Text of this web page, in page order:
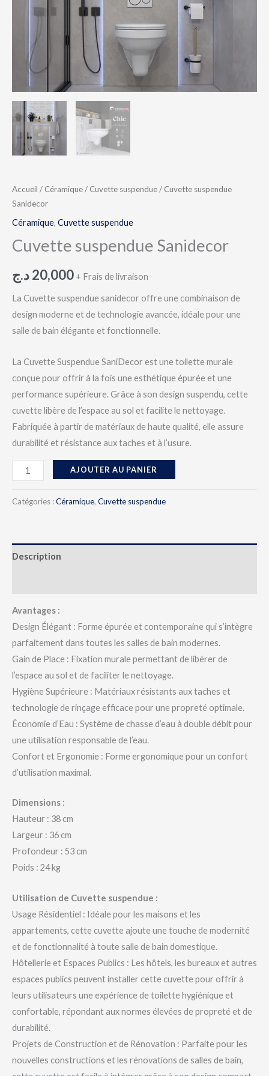
Accueil / Céramique/ Cuvette suspendue/ Cuvette suspendue
Sanidecor
Céramique, Cuvette suspendue
Cuvette suspendue Sanidecor
20,000د.ج + Frais de livraison
La Cuvette suspendue sanidecor offre une combinaison de
design moderne et de technologie avancée, idéale pour une
salle de bain élégante et fonctionnelle.
La Cuvette Suspendue SaniDecor est une toilette murale
conçue pour offrir à la fois une esthétique épurée et une
performance supérieure. Grâce à son design suspendu, cette
cuvette libère de l’espace au sol et facilite le nettoyage.
Fabriquée à partir de matériaux de haute qualité, elle assure
durabilité et résistance aux taches et à l’usure.
AJOUTER AU PANIER
Catégories :Céramique, Cuvette suspendue
Description
Avantages :
Design Élégant : Forme épurée et contemporaine qui s’intègre
parfaitement dans toutes les salles de bain modernes.
Gain de Place : Fixation murale permettant de libérer de
l’espace au sol et de faciliter le nettoyage.
Hygiène Supérieure : Matériaux résistants aux taches et
technologie de rinçage efficace pour une propreté optimale.
Économie d’Eau : Système de chasse d’eau à double débit pour
une utilisation responsable de l’eau.
Confort et Ergonomie : Forme ergonomique pour un confort
d’utilisation maximal.
Dimensions :
Hauteur : 38 cm
Largeur : 36 cm
Profondeur : 53 cm
Poids : 24 kg
Utilisation de Cuvette suspendue :
Usage Résidentiel : Idéale pour les maisons et les
appartements, cette cuvette ajoute une touche de modernité
et de fonctionnalité à toute salle de bain domestique.
Hôtellerie et Espaces Publics : Les hôtels, les bureaux et autres
espaces publics peuvent installer cette cuvette pour offrir à
leurs utilisateurs une expérience de toilette hygiénique et
confortable, répondant aux normes élevées de propreté et de
durabilité.
Projets de Construction et de Rénovation : Parfaite pour les
nouvelles constructions et les rénovations de salles de bain,